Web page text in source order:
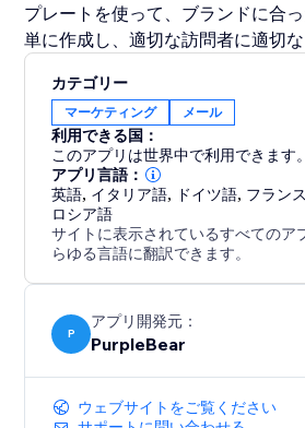
プレートを使って、ブランドに合
単に作成し、適切な訪問者に適切
数クリックでフォームをMailchimp
しましょう。このアプリには、メ
するのが簡単になるように完全に
ォームインターフェースが備わっ
ごとにMailchimpアカウントに瞬時
ーやプロモーション、ニュースレ
できます。
Mailchimpアプリは、美しい直感的
を通じて、メールリストを拡大す
法を提供します。
カテゴリー
マーケティング メール
利用できる国：
このアプリは世界中で利用できます。
アプリ言語：
英語, イタリア語, ドイツ語, フラン
ロシア語
サイトに表示されているすべてのア
らゆる言語に翻訳できます。
P
アプリ開発元：
PurpleBear
ウェブサイトをご覧ください